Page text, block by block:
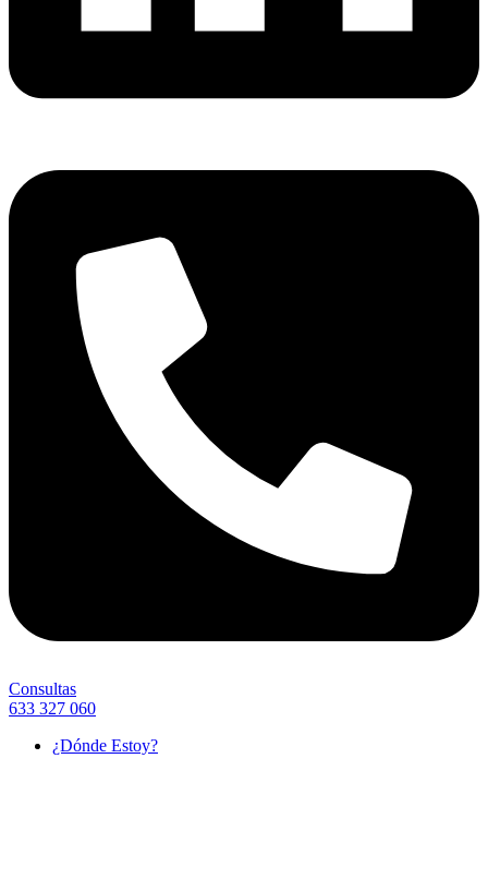
Consultas
633 327 060
¿Dónde Estoy?